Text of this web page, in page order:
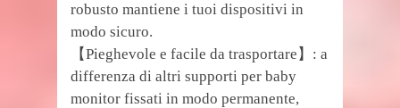
robusto mantiene i tuoi dispositivi in
modo sicuro.
【Pieghevole e facile da trasportare】: a
differenza di altri supporti per baby
monitor fissati in modo permanente,